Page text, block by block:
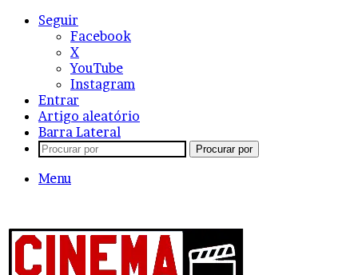
Seguir
Facebook
X
YouTube
Instagram
Entrar
Artigo aleatório
Barra Lateral
Procurar por
Menu